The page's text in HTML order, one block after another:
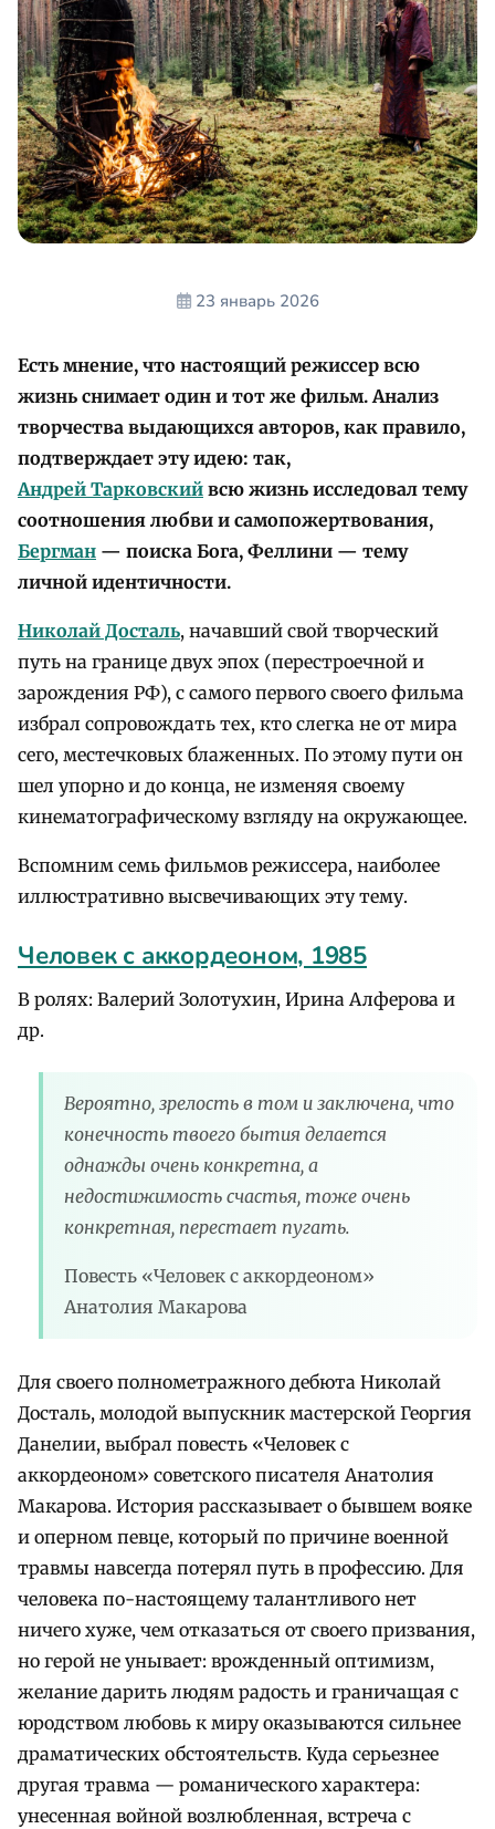
23 январь 2026
Есть мнение, что настоящий режиссер всю
жизнь снимает один и тот же фильм. Анализ
творчества выдающихся авторов, как правило,
подтверждает эту идею: так,
Андрей Тарковский всю жизнь исследовал тему
соотношения любви и самопожертвования,
Бергман — поиска Бога, Феллини — тему
личной идентичности.
Николай Досталь, начавший свой творческий
путь на границе двух эпох (перестроечной и
зарождения РФ), с самого первого своего фильма
избрал сопровождать тех, кто слегка не от мира
сего, местечковых блаженных. По этому пути он
шел упорно и до конца, не изменяя своему
кинематографическому взгляду на окружающее.
Вспомним семь фильмов режиссера, наиболее
иллюстративно высвечивающих эту тему.
Человек с аккордеоном, 1985
В ролях: Валерий Золотухин, Ирина Алферова и
др.
Вероятно, зрелость в том и заключена, что
конечность твоего бытия делается
однажды очень конкретна, а
недостижимость счастья, тоже очень
конкретная, перестает пугать.
Повесть «Человек с аккордеоном»
Анатолия Макарова
Для своего полнометражного дебюта Николай
Досталь, молодой выпускник мастерской Георгия
Данелии, выбрал повесть «Человек с
аккордеоном» советского писателя Анатолия
Макарова. История рассказывает о бывшем вояке
и оперном певце, который по причине военной
травмы навсегда потерял путь в профессию. Для
человека по-настоящему талантливого нет
ничего хуже, чем отказаться от своего призвания,
но герой не унывает: врожденный оптимизм,
желание дарить людям радость и граничащая с
юродством любовь к миру оказываются сильнее
драматических обстоятельств. Куда серьезнее
другая травма — романического характера:
унесенная войной возлюбленная, встреча с